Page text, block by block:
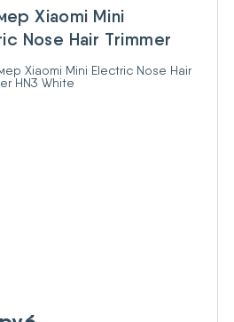
Xiaomi Mini
Nose Hair Trimmer